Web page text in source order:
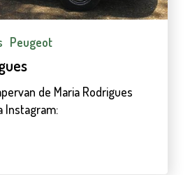
Peugeot
de Maria Rodrigues
Instagram: